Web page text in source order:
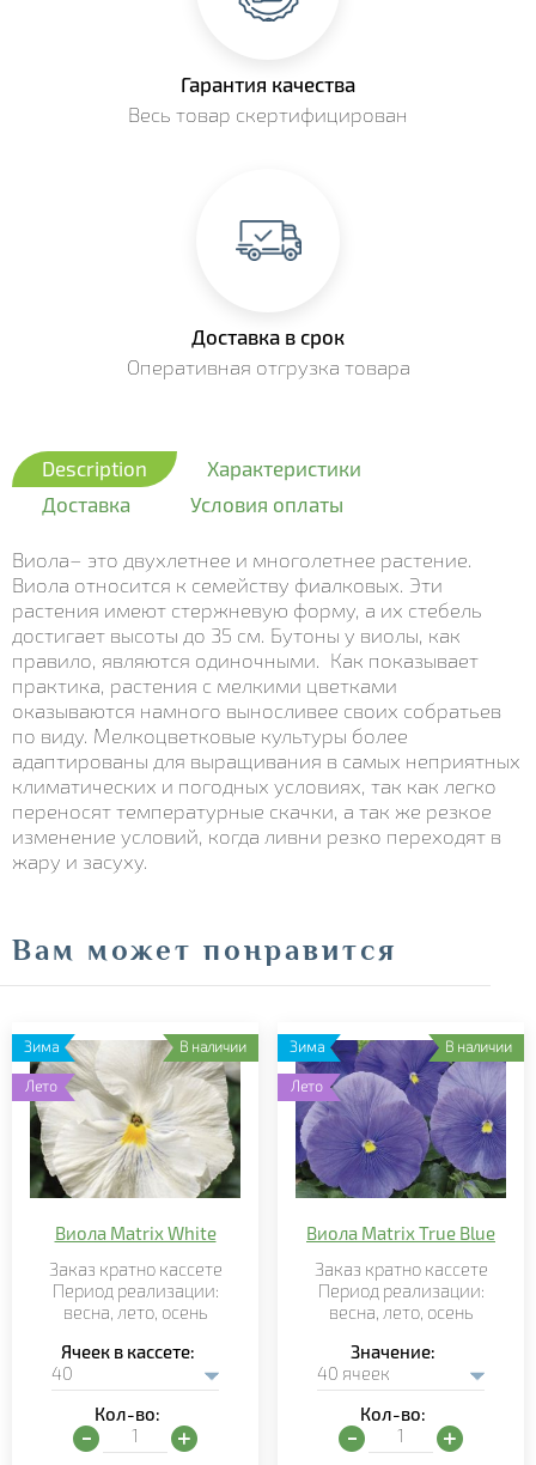
Гарантия качества
Весь товар скертифицирован
Доставка в срок
Оперативная отгрузка товара
Description
Характеристики
Доставка
Условия оплаты
Виола– это двухлетнее и многолетнее растение.
Виола относится к семейству фиалковых. Эти
растения имеют стержневую форму, а их стебель
достигает высоты до 35 см. Бутоны у виолы, как
правило, являются одиночными. Как показывает
практика, растения с мелкими цветками
оказываются намного выносливее своих собратьев
по виду. Мелкоцветковые культуры более
адаптированы для выращивания в самых неприятных
климатических и погодных условиях, так как легко
переносят температурные скачки, а так же резкое
изменение условий, когда ливни резко переходят в
жару и засуху.
Вам может понравится
В наличии
Зима
Лето
Виола Matrix White
Заказ кратно кассете
Период реализации:
весна, лето, осень
Ячеек в кассете
Кол-во:
Виола Matrix White quantity
В наличии
Зима
Лето
Виола Matrix True Blue
Заказ кратно кассете
Период реализации:
весна, лето, осень
Значение
Кол-во:
Виола Matrix True Blue